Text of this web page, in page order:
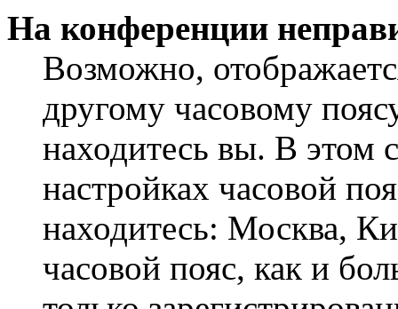
На конференции
Возможно,
другому часовому
находитесь вы. В этом
настройках часовой
находитесь: Москва,
часовой пояс, как и